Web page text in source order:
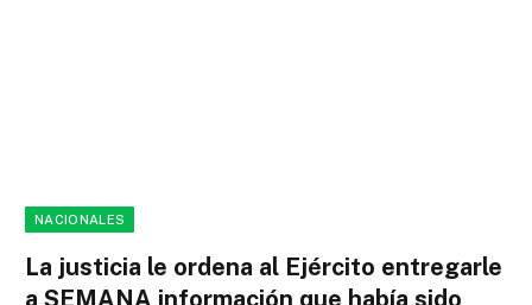
NACIONALES
La justicia le ordena al Ejército entregarle